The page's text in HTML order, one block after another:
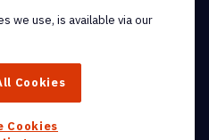
Inc. ou de ses affiliés
we use, is available via our
Cookies
Cookies